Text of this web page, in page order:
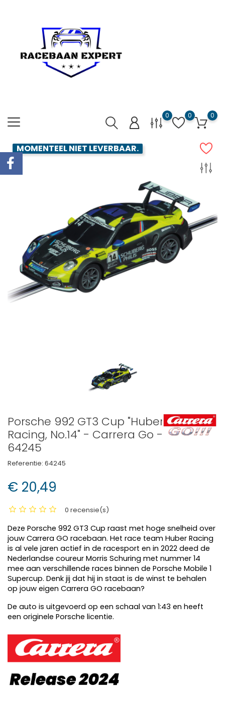
0 0 0
MOMENTEEL NIET LEVERBAAR.
Porsche 992 GT3 Cup "Huber
Racing, No.14" - Carrera Go -
64245
Referentie: 64245
€ 20,49
0 recensie(s)
Deze Porsche 992 GT3 Cup raast met hoge snelheid over
jouw Carrera GO racebaan. Het race team Huber Racing
is al vele jaren actief in de racesport en in 2022 deed de
Nederlandse coureur Morris Schuring met nummer 14
mee aan verschillende races binnen de Porsche Mobile 1
Supercup. Denk jij dat hij in staat is de winst te behalen
op jouw eigen Carrera GO racebaan?
De auto is uitgevoerd op een schaal van 1:43 en heeft
een originele Porsche licentie.